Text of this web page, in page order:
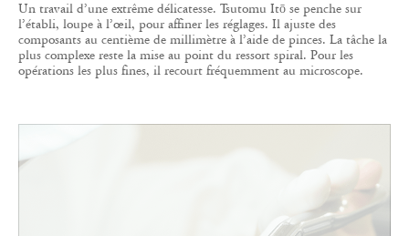
Un travail d’une extrême délicatesse. Tsutomu Itō se penche sur
l’établi, loupe à l’œil, pour affiner les réglages. Il ajuste des
composants au centième de millimètre à l’aide de pinces. La tâche la
plus complexe reste la mise au point du ressort spiral. Pour les
opérations les plus fines, il recourt fréquemment au microscope.